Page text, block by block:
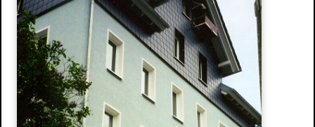
Energetische Sanierung
Förderprogramme
Richtiges Lüften
Aussenanlage / Sockel-Wandanschluss
Kontakt
Anfahrtsweg